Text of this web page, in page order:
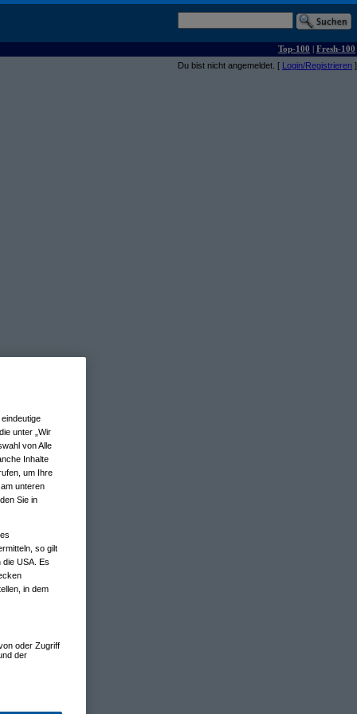
Top-100 | Fresh-100
Du bist nicht angemeldet. [ Login/Registrieren ]
unter „Wir
von Alle
Inhalte
um Ihre
unteren
Sie in
so gilt
die USA. Es
in dem
oder Zugriff
der